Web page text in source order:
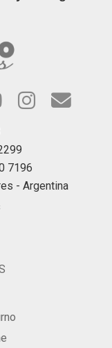
7196
- Argentina